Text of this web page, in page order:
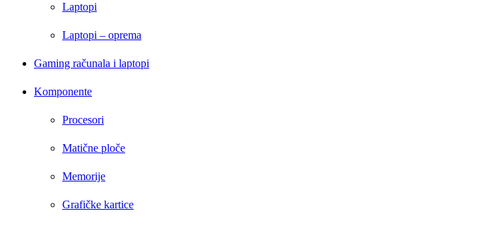
Laptopi
Laptopi – oprema
Gaming računala i laptopi
Komponente
Procesori
Matične ploče
Memorije
Grafičke kartice